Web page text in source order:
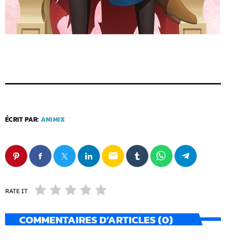
ÉCRIT PAR: ANIMIX
email
RATE IT
COMMENTAIRES D’ARTICLES (0)